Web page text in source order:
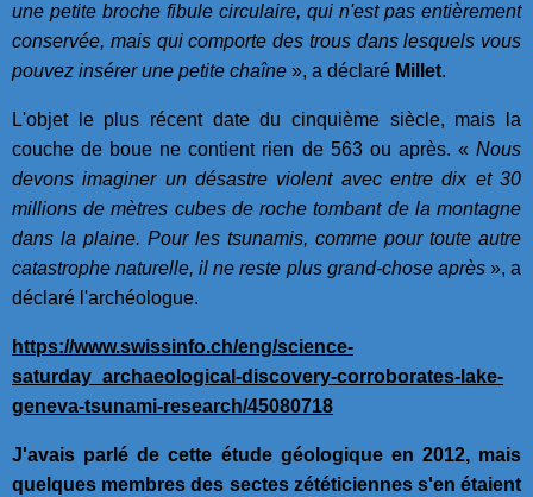
une petite broche fibule circulaire, qui n'est pas entièrement
conservée, mais qui comporte des trous dans lesquels vous
pouvez insérer une petite chaîne », a déclaré Millet.
L'objet le plus récent date du cinquième siècle, mais la
couche de boue ne contient rien de 563 ou après. « Nous
devons imaginer un désastre violent avec entre dix et 30
millions de mètres cubes de roche tombant de la montagne
dans la plaine. Pour les tsunamis, comme pour toute autre
catastrophe naturelle, il ne reste plus grand-chose après», a
déclaré l'archéologue.
https://www.swissinfo.ch/eng/science-
saturday_archaeological-discovery-corroborates-lake-
geneva-tsunami-research/45080718
J'avais parlé de cette étude géologique en 2012, mais
quelques membres des sectes zététiciennes s'en étaient